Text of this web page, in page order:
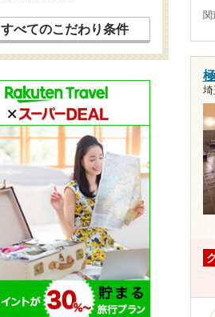
関
すべてのこだわり条件